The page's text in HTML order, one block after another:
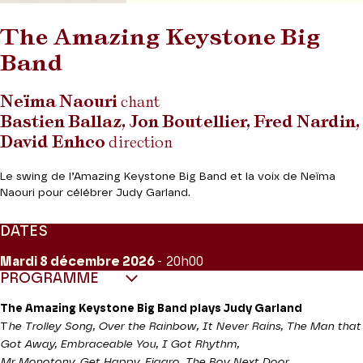
The Amazing Keystone Big
Band
Neïma Naouri chant
Bastien Ballaz, Jon Boutellier, Fred Nardin,
David Enhco direction
Le swing de l’Amazing Keystone Big Band et la voix de Neïma
Naouri pour célébrer Judy Garland.
DATES
Mardi 8 décembre 2026 - 20h00
PROGRAMME
The Amazing Keystone Big Band plays Judy Garland
The Trolley Song, Over the Rainbow, It Never Rains, The Man that
Got Away, Embraceable You, I Got Rhythm,